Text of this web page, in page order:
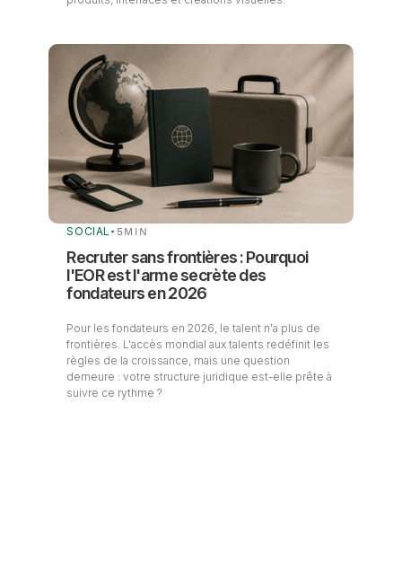
SOCIAL • 5MIN
Recruter sans frontières : Pourquoi
l'EOR est l'arme secrète des
fondateurs en 2026
Pour les fondateurs en 2026, le talent n'a plus de
frontières. L'accès mondial aux talents redéfinit les
règles de la croissance, mais une question
demeure : votre structure juridique est-elle prête à
suivre ce rythme ?